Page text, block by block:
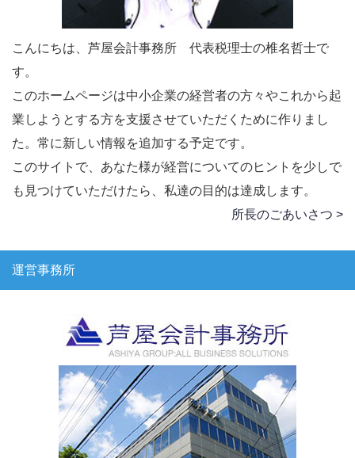
こんにちは、芦屋会計事務所 代表税理士の椎名哲士で
す。
このホームページは中小企業の経営者の方々やこれから起
業しようとする方を支援させていただくために作りまし
た。常に新しい情報を追加する予定です。
このサイトで、あなた様が経営についてのヒントを少しで
も見つけていただけたら、私達の目的は達成します。
所長のごあいさつ >
運営事務所